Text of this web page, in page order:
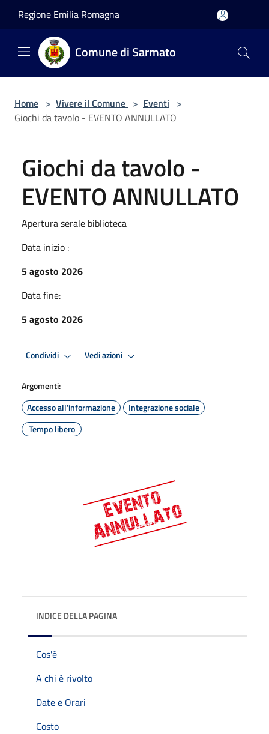
Regione Emilia Romagna
Comune di Sarmato
Home > Vivere il Comune > Eventi >
Giochi da tavolo - EVENTO ANNULLATO
Giochi da tavolo -
EVENTO ANNULLATO
Apertura serale biblioteca
Data inizio :
5 agosto 2026
Data fine:
5 agosto 2026
Condividi Vedi azioni
Argomenti:
Accesso all'informazione
Integrazione sociale
Tempo libero
INDICE DELLA PAGINA
Cos'è
A chi è rivolto
Date e Orari
Costo